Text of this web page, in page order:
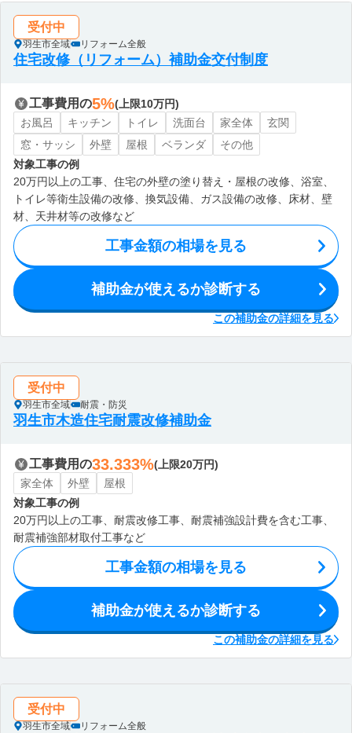
受付中
羽生市全域 リフォーム全般
住宅改修（リフォーム）補助金交付制度
工事費用の5%(上限10万円)
お風呂
キッチン トイレ 洗面台 家全体
玄関
窓・サッシ
外壁 屋根 ベランダ
その他
対象工事の例
20万円以上の工事、住宅の外壁の塗り替え・屋根の改修、浴室、
トイレ等衛生設備の改修、換気設備、ガス設備の改修、床材、壁
材、天井材等の改修など
工事金額の相場を見る
補助金が使えるか診断する
この補助金の詳細を見る
受付中
羽生市全域 耐震・防災
羽生市木造住宅耐震改修補助金
工事費用の33.333%(上限20万円)
家全体
外壁
屋根
対象工事の例
20万円以上の工事、耐震改修工事、耐震補強設計費を含む工事、
耐震補強部材取付工事など
工事金額の相場を見る
補助金が使えるか診断する
この補助金の詳細を見る
受付中
羽生市全域 リフォーム全般